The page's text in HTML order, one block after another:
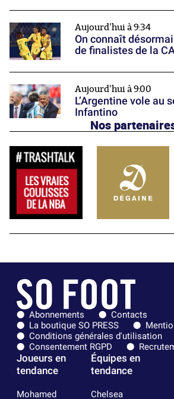
Aujourd'hui à 9:34
On connaît
de finalistes de la
Aujourd'hui à 9:00
L’Argentine vole au
Infantino
Nos
Abonnements
Contacts
La boutique SO PRESS
Conditions générales d'utilisation
Consentement RGPD
Joueurs en
tendance
Mohamed
Équipes en
tendance
Chelsea